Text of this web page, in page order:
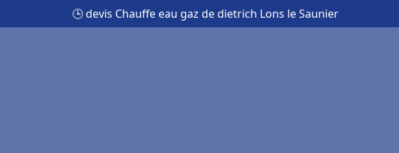
🕒 devis Chauffe eau gaz de dietrich Lons le Saunier